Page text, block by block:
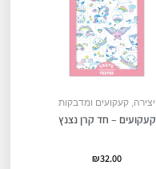
יצירה, קעקועים ומדבקות
קעקועים – חד קרן נצנץ
₪32.00